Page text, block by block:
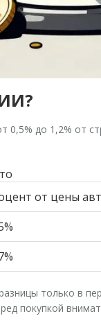
0,5% до 1,2% от
от цены
только в
покупкой